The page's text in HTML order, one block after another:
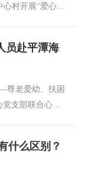
努力的梦想。
加希望能够加
的十一届三中
党是为了更直接
为此，苏璧泓
式加入中国共
同志参加，在中
。2月11日，文
草工作正式启
起草工作全过
月22日，党中央
”规划建议征求
月下旬，党中央
社会发展座谈
能提醒不误
目准确时间、
间转化为康复时
瘤医院门诊部
村开展“爱心进
讲，讲解肺癌早
提供测血压、
吹气检测等项
发放健康手
技能，活动受
员赴平潭海
老爱幼、扶困
党支部联合心肺
活习惯提出个
什么区别？